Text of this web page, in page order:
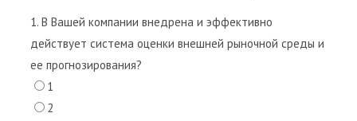
1. В Вашей компании внедрена и эффективно
действует система оценки внешней рыночной среды и
ее прогнозирования?
1
2